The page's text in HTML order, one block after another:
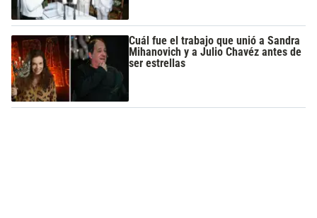
Cuál fue el trabajo que unió a Sandra
Mihanovich y a Julio Chavéz antes de
ser estrellas